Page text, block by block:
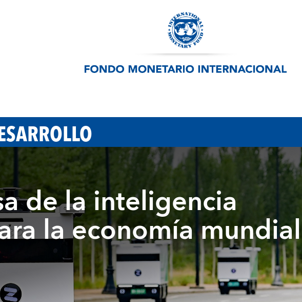
de la inteligencia
la economía mundial